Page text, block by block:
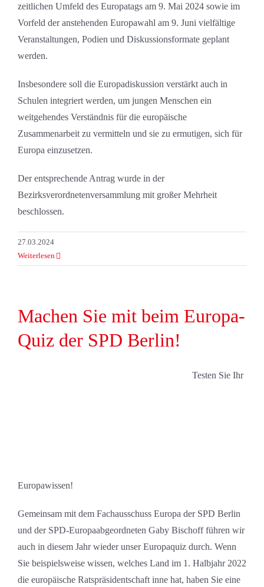
zeitlichen Umfeld des Europatags am 9. Mai 2024 sowie im
Vorfeld der anstehenden Europawahl am 9. Juni vielfältige
Veranstaltungen, Podien und Diskussionsformate geplant
werden.
Insbesondere soll die Europadiskussion verstärkt auch in
Schulen integriert werden, um jungen Menschen ein
weitgehendes Verständnis für die europäische
Zusammenarbeit zu vermitteln und sie zu ermutigen, sich für
Europa einzusetzen.
Der entsprechende Antrag wurde in der
Bezirksverordnetenversammlung mit großer Mehrheit
beschlossen.
27.03.2024
Weiterlesen
Machen Sie mit beim Europa-
Quiz der SPD Berlin!
Testen Sie Ihr
Europawissen!
Gemeinsam mit dem Fachausschuss Europa der SPD Berlin
und der SPD-Europaabgeordneten Gaby Bischoff führen wir
auch in diesem Jahr wieder unser Europaquiz durch. Wenn
Sie beispielsweise wissen, welches Land im 1. Halbjahr 2022
die europäische Ratspräsidentschaft inne hat, haben Sie eine